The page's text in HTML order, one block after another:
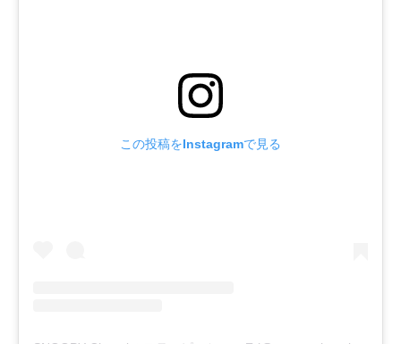
この投稿をInstagramで見る